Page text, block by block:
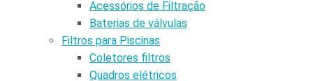
Acessórios de Filtração
Baterias de válvulas
Filtros para Piscinas
Coletores filtros
Quadros elétricos